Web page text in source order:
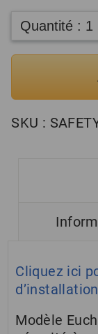
SKU :
Cliquez ici
Modèle